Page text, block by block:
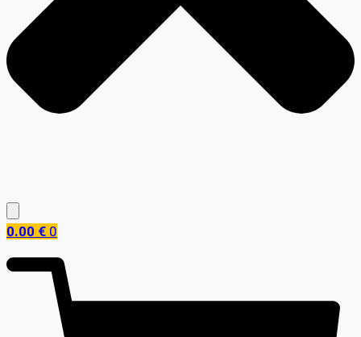
0.00 € 0